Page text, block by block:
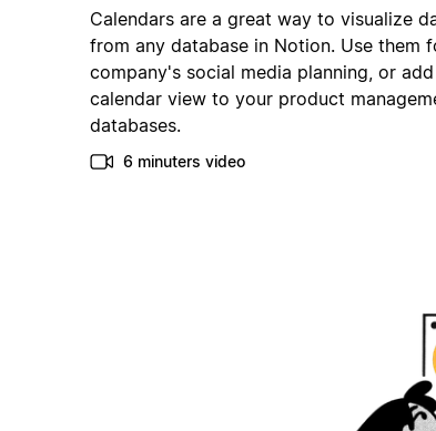
Calendars are a great way to visualize
from any database in Notion. Use them
company's social media planning, or
calendar view to your product
databases.
6 minuters video